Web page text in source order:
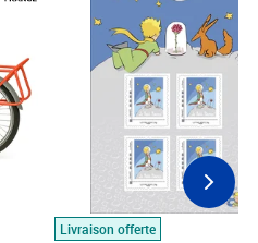
Livraison offerte